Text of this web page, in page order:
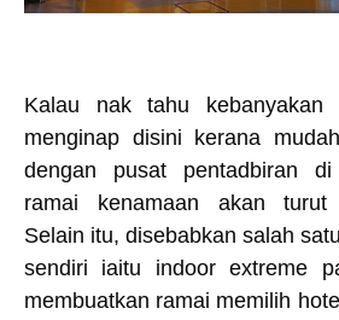
Kalau nak tahu kebanyakan
menginap disini kerana
dengan pusat pentadbiran
ramai kenamaan akan turut
Selain itu, disebabkan salah
sendiri iaitu indoor extreme
membuatkan ramai memilih